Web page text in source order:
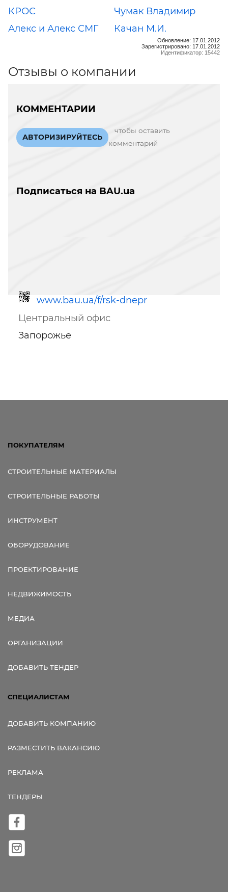
КРОС
Чумак Владимир
Алекс и Алекс СМГ
Качан М.И.
Обновление: 17.01.2012
Зарегистрировано: 17.01.2012
Идентификатор: 15442
Отзывы о компании
КОММЕНТАРИИ
АВТОРИЗИРУЙТЕСЬ
чтобы оставить
комментарий
Подписаться на BAU.ua
www.bau.ua/f/rsk-dnepr
Центральный офис
Запорожье
ПОКУПАТЕЛЯМ
СТРОИТЕЛЬНЫЕ МАТЕРИАЛЫ
СТРОИТЕЛЬНЫЕ РАБОТЫ
ИНСТРУМЕНТ
ОБОРУДОВАНИЕ
ПРОЕКТИРОВАНИЕ
НЕДВИЖИМОСТЬ
МЕДИА
ОРГАНИЗАЦИИ
ДОБАВИТЬ ТЕНДЕР
СПЕЦИАЛИСТАМ
ДОБАВИТЬ КОМПАНИЮ
РАЗМЕСТИТЬ ВАКАНСИЮ
РЕКЛАМА
ТЕНДЕРЫ